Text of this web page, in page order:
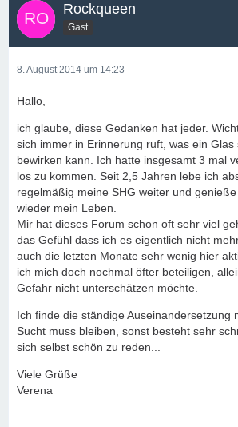
Rockqueen
Gast
8. August 2014 um 14:23
Hallo,
ich glaube, diese Gedanken hat jeder.
sich immer in Erinnerung ruft, was ein Glas
bewirken kann. Ich hatte insgesamt 3 mal
los zu kommen. Seit 2,5 Jahren lebe ich
regelmäßig meine SHG weiter und
wieder mein Leben.
Mir hat dieses Forum schon oft sehr viel
das Gefühl dass ich es eigentlich nicht
auch die letzten Monate sehr wenig hier
ich mich doch nochmal öfter beteiligen,
Gefahr nicht unterschätzen möchte.
Ich finde die ständige Auseinandersetzung
Sucht muss bleiben, sonst besteht sehr
sich selbst schön zu reden...
Viele Grüße
Verena